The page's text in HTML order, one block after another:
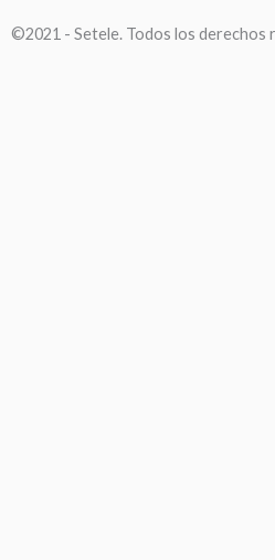
©2021 - Setele. Todos los derechos